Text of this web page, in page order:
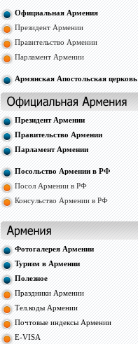
Официальная Армения
Президент Армении
Правительство Армении
Парламент Армении
Армянская Апостольская церковь
Президент Армении
Правительство Армении
Парламент Армении
Посольство Армении в РФ
Посол Армении в РФ
Консульство Армении в РФ
Фотогалерея Армении
Туризм в Армении
Полезное
Праздники Армении
Тел.коды Армении
Почтовые индексы Армении
E-VISA